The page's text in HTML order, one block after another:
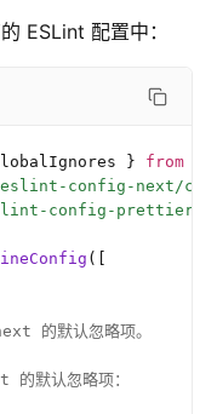
ESLint 配置中：
} from
eslint-config-next/
config-prettier/
([
的默认忽略项。
认忽略项：